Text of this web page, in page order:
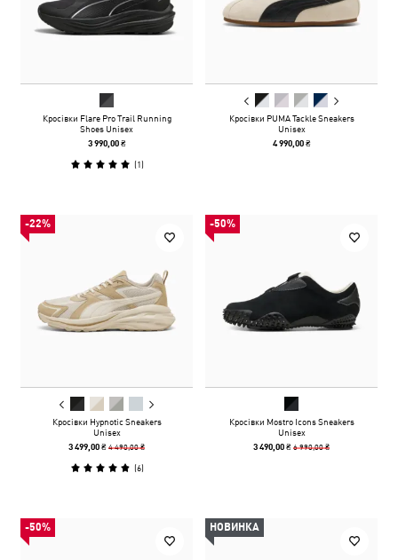
Кросівки Flare Pro Trail Running
Shoes Unisex
3 990,00 ₴
(1)
Кросівки PUMA Tackle Sneakers
Unisex
4 990,00 ₴
-22%
Кросівки Hypnotic Sneakers
Unisex
3 499,00 ₴4 490,00 ₴
(6)
-50%
Кросівки Mostro Icons Sneakers
Unisex
3 490,00 ₴6 990,00 ₴
-50% НОВИНКА